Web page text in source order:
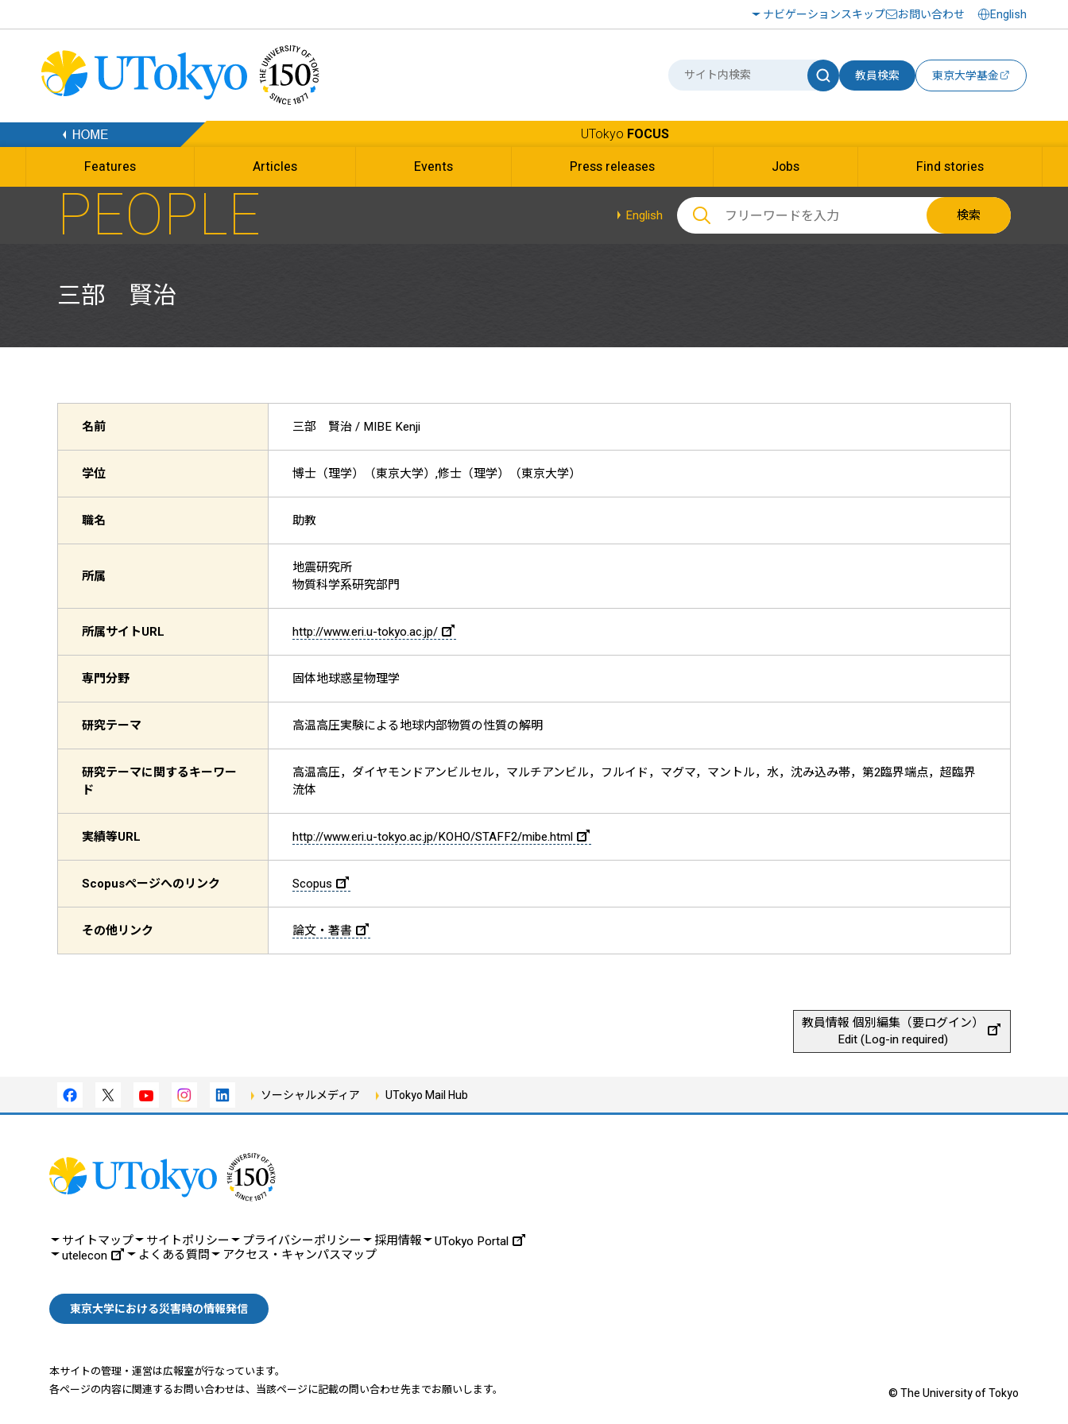
ナビゲーションスキップ お問い合わせ English
教員検索 東京大学基金
UTokyo FOCUS
Features Articles Events Press releases Jobs Find stories
PEOPLE English 検索
三部 賢治
名前 三部 賢治 / MIBE Kenji
学位 博士（理学）（東京大学）,修士（理学）（東京大学）
職名 助教
所属
地震研究所
物質科学系研究部門
所属サイトURL http://www.eri.u-tokyo.ac.jp/
専門分野 固体地球惑星物理学
研究テーマ 高温高圧実験による地球内部物質の性質の解明
研究テーマに関するキーワー
ド
高温高圧，ダイヤモンドアンビルセル，マルチアンビル，フルイド，マグマ，マントル，水，沈み込み帯，第2臨界端点，超臨界
流体
実績等URL http://www.eri.u-tokyo.ac.jp/KOHO/STAFF2/mibe.html
Scopusページへのリンク Scopus
その他リンク 論文・著書
教員情報 個別編集（要ログイン）
Edit (Log-in required)
ソーシャルメディア UTokyo Mail Hub
サイトマップ サイトポリシー プライバシーポリシー 採用情報
UTokyo Portal
utelecon
よくある質問 アクセス・キャンパスマップ
東京大学における災害時の情報発信
本サイトの管理・運営は広報室が行なっています。
各ページの内容に関連するお問い合わせは、 当該ページに記載の問い合わせ先までお願いします。 © The University of Tokyo